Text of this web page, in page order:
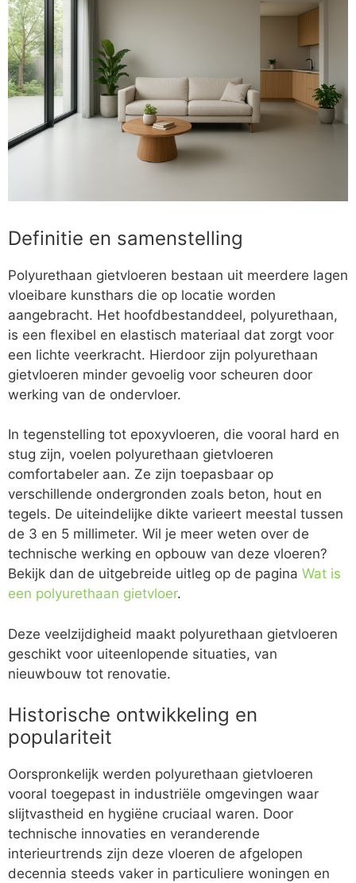
Definitie en samenstelling
Polyurethaan gietvloeren bestaan uit meerdere lagen
vloeibare kunsthars die op locatie worden
aangebracht. Het hoofdbestanddeel, polyurethaan,
is een flexibel en elastisch materiaal dat zorgt voor
een lichte veerkracht. Hierdoor zijn polyurethaan
gietvloeren minder gevoelig voor scheuren door
werking van de ondervloer.
In tegenstelling tot epoxyvloeren, die vooral hard en
stug zijn, voelen polyurethaan gietvloeren
comfortabeler aan. Ze zijn toepasbaar op
verschillende ondergronden zoals beton, hout en
tegels. De uiteindelijke dikte varieert meestal tussen
de 3 en 5 millimeter. Wil je meer weten over de
technische werking en opbouw van deze vloeren?
Bekijk dan de uitgebreide uitleg op de pagina Wat is
een polyurethaan gietvloer.
Deze veelzijdigheid maakt polyurethaan gietvloeren
geschikt voor uiteenlopende situaties, van
nieuwbouw tot renovatie.
Historische ontwikkeling en
populariteit
Oorspronkelijk werden polyurethaan gietvloeren
vooral toegepast in industriële omgevingen waar
slijtvastheid en hygiëne cruciaal waren. Door
technische innovaties en veranderende
interieurtrends zijn deze vloeren de afgelopen
decennia steeds vaker in particuliere woningen en